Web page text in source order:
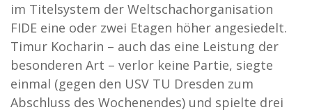
im Titelsystem der Weltschachorganisation
FIDE eine oder zwei Etagen höher angesiedelt.
Timur Kocharin – auch das eine Leistung der
besonderen Art – verlor keine Partie, siegte
einmal (gegen den USV TU Dresden zum
Abschluss des Wochenendes) und spielte drei